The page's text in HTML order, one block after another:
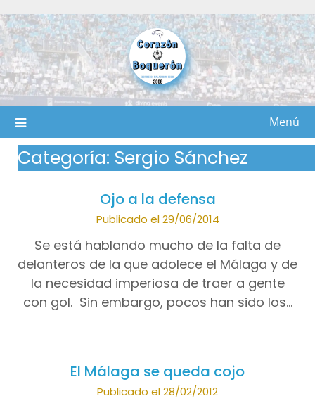
al
contenido
Menú
Categoría: Sergio Sánchez
Ojo a la defensa
Publicado el 29/06/2014
Se está hablando mucho de la falta de
delanteros de la que adolece el Málaga y de
la necesidad imperiosa de traer a gente
con gol. Sin embargo, pocos han sido los…
El Málaga se queda cojo
Publicado el 28/02/2012